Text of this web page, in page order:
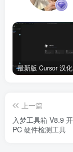
上一篇
入梦工具箱 V8.9 开
PC 硬件检测工具